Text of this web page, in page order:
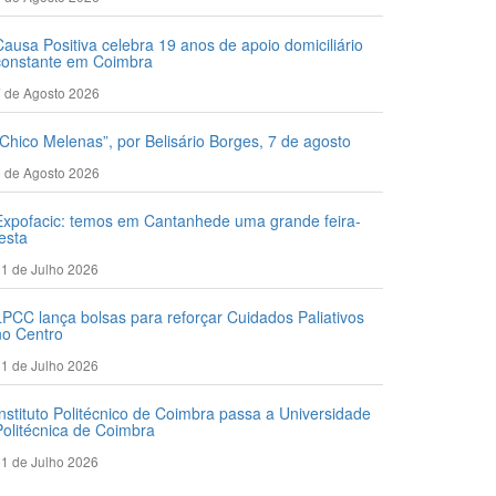
Positiva celebra 19 anos de apoio domiciliário
em Coimbra
de Agosto 2026
Melenas”, por Belisário Borges, 7 de agosto
de Agosto 2026
temos em Cantanhede uma grande feira-
de Julho 2026
lança bolsas para reforçar Cuidados Paliativos
Centro
de Julho 2026
Politécnico de Coimbra passa a Universidade
de Coimbra
de Julho 2026